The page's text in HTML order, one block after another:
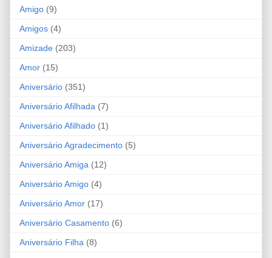
Amigo (9)
Amigos (4)
Amizade (203)
Amor (15)
Aniversário (351)
Aniversário Afilhada (7)
Aniversário Afilhado (1)
Aniversário Agradecimento (5)
Aniversário Amiga (12)
Aniversário Amigo (4)
Aniversário Amor (17)
Aniversário Casamento (6)
Aniversário Filha (8)